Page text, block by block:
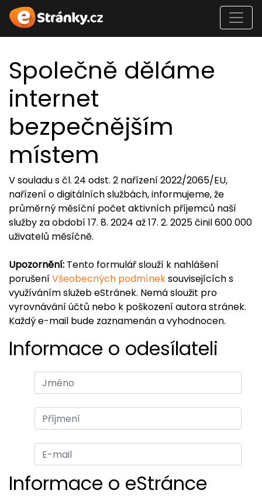
Společně děláme
internet
bezpečnějším
místem
V souladu s čl. 24 odst. 2 nařízení 2022/2065/EU,
nařízení o digitálních službách, informujeme, že
průměrný měsíční počet aktivních příjemců naší
služby za období 17. 8. 2024 až 17. 2. 2025 činil 600 000
uživatelů měsíčně.
Upozornění: Tento formulář slouží k nahlášení
porušeníVšeobecných podmíneksouvisejících s
využíváním služeb eStránek. Nemá sloužit pro
vyrovnávání účtů nebo k poškození autora stránek.
Každý e-mail bude zaznamenán a vyhodnocen.
Informace o odesílateli
Informace o eStránce